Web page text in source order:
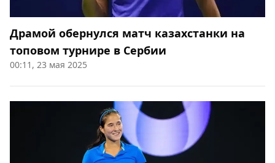
Драмой обернулся матч казахстанки на
топовом турнире в Сербии
00:11, 23 мая 2025